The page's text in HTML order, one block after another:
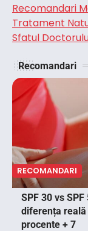
Recomandari
Tratament
Sfatul
Recomandari
RECOMANDARI
SPF 30 vs SPF
diferența reală
procente + 7